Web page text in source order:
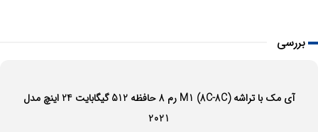
بررسی
آی مک با تراشه (8C-8C) M1 رم 8 حافظه 512 گیگابایت 24 اینچ مدل
2021